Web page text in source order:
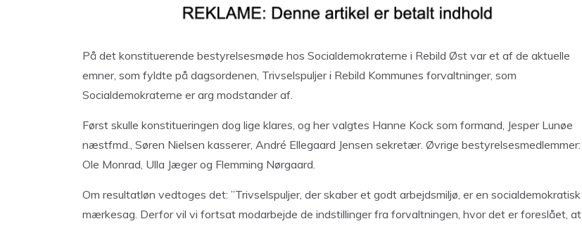
På det konstituerende bestyrelsesmøde hos Socialdemokraterne i Rebild Øst var et af de aktuelle
emner, som fyldte på dagsordenen, Trivselspuljer i Rebild Kommunes forvaltninger, som
Socialdemokraterne er arg modstander af.
Først skulle konstitueringen dog lige klares, og her valgtes Hanne Kock som formand, Jesper Lunøe
næstfmd., Søren Nielsen kasserer, André Ellegaard Jensen sekretær. Øvrige bestyrelsesmedlemmer:
Ole Monrad, Ulla Jæger og Flemming Nørgaard.
Om resultatløn vedtoges det: ”Trivselspuljer, der skaber et godt arbejdsmiljø, er en socialdemokratisk
mærkesag. Derfor vil vi fortsat modarbejde de indstillinger fra forvaltningen, hvor det er foreslået, at